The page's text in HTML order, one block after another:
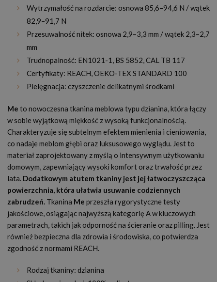
Wytrzymałość na rozdarcie: osnowa 85,6–94,6 N / wątek
82,9–91,7 N
Przesuwalność nitek: osnowa 2,9–3,3 mm / wątek 2,3–2,7
mm
Trudnopalność: EN1021-1, BS 5852, CAL TB 117
Certyfikaty: REACH, OEKO-TEX STANDARD 100
Pielęgnacja: czyszczenie delikatnymi środkami
Me to nowoczesna tkanina meblowa typu dzianina, która łączy
w sobie wyjątkową miękkość z wysoką funkcjonalnością.
Charakteryzuje się subtelnym efektem mienienia i cieniowania,
co nadaje meblom głębi oraz luksusowego wyglądu. Jest to
materiał zaprojektowany z myślą o intensywnym użytkowaniu
domowym, zapewniający wysoki komfort oraz trwałość przez
lata. Dodatkowym atutem tkaniny jest jej łatwoczyszcząca
powierzchnia, która ułatwia usuwanie codziennych
zabrudzeń. Tkanina Me przeszła rygorystyczne testy
jakościowe, osiągając najwyższą kategorię A w kluczowych
parametrach, takich jak odporność na ścieranie oraz pilling. Jest
również bezpieczna dla zdrowia i środowiska, co potwierdza
zgodność z normami REACH.
Rodzaj tkaniny: dzianina